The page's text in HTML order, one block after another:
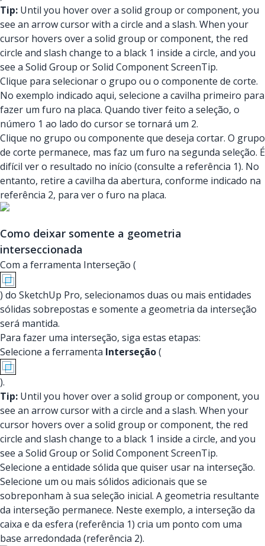
Tip: Until you hover over a solid group or component, you
see an arrow cursor with a circle and a slash. When your
cursor hovers over a solid group or component, the red
circle and slash change to a black 1 inside a circle, and you
see a Solid Group or Solid Component ScreenTip.
Clique para selecionar o grupo ou o componente de corte.
No exemplo indicado aqui, selecione a cavilha primeiro para
fazer um furo na placa. Quando tiver feito a seleção, o
número 1 ao lado do cursor se tornará um 2.
Clique no grupo ou componente que deseja cortar. O grupo
de corte permanece, mas faz um furo na segunda seleção. É
difícil ver o resultado no início (consulte a referência 1). No
entanto, retire a cavilha da abertura, conforme indicado na
referência 2, para ver o furo na placa.
Como deixar somente a geometria
interseccionada
Com a ferramenta Interseção (
) do SketchUp Pro, selecionamos duas ou mais entidades
sólidas sobrepostas e somente a geometria da interseção
será mantida.
Para fazer uma interseção, siga estas etapas:
Selecione a ferramenta Interseção(
).
Tip: Until you hover over a solid group or component, you
see an arrow cursor with a circle and a slash. When your
cursor hovers over a solid group or component, the red
circle and slash change to a black 1 inside a circle, and you
see a Solid Group or Solid Component ScreenTip.
Selecione a entidade sólida que quiser usar na interseção.
Selecione um ou mais sólidos adicionais que se
sobreponham à sua seleção inicial. A geometria resultante
da interseção permanece. Neste exemplo, a interseção da
caixa e da esfera (referência 1) cria um ponto com uma
base arredondada (referência 2).